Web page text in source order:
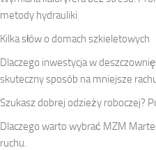
metody hydrauliki
Kilka słów o domach szkieletowych
Dlaczego inwestycja w
skuteczny sposób na mniejsze
Szukasz dobrej odzieży roboczej?
Dlaczego warto wybrać MZM
ruchu.